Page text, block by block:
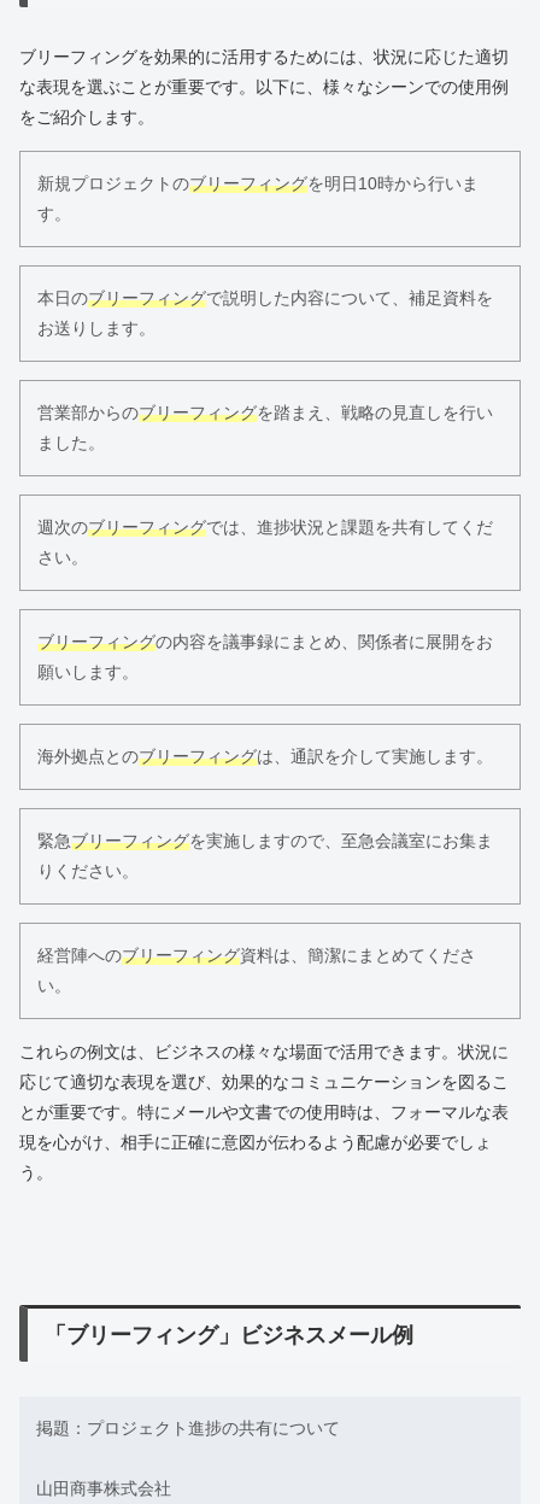
ブリーフィングを効果的に活用するためには、状況に応じた適切
な表現を選ぶことが重要です。以下に、様々なシーンでの使用例
をご紹介します。
新規プロジェクトのブリーフィングを明日10時から行いま
す。
本日のブリーフィングで説明した内容について、補足資料を
お送りします。
営業部からのブリーフィングを踏まえ、戦略の見直しを行い
ました。
週次のブリーフィングでは、進捗状況と課題を共有してくだ
さい。
ブリーフィングの内容を議事録にまとめ、関係者に展開をお
願いします。
海外拠点とのブリーフィングは、通訳を介して実施します。
緊急ブリーフィングを実施しますので、至急会議室にお集ま
りください。
経営陣へのブリーフィング資料は、簡潔にまとめてくださ
い。
これらの例文は、ビジネスの様々な場面で活用できます。状況に
応じて適切な表現を選び、効果的なコミュニケーションを図るこ
とが重要です。特にメールや文書での使用時は、フォーマルな表
現を心がけ、相手に正確に意図が伝わるよう配慮が必要でしょ
う。
「ブリーフィング」ビジネスメール例
掲題：プロジェクト進捗の共有について
山田商事株式会社